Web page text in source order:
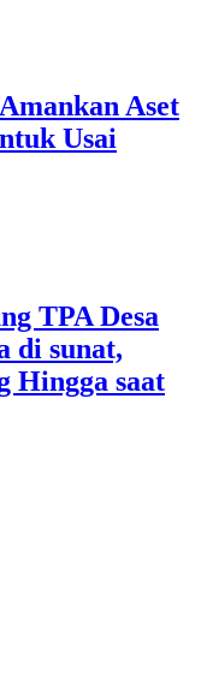
Aset
Usai
TPA Desa
di sunat,
Hingga saat